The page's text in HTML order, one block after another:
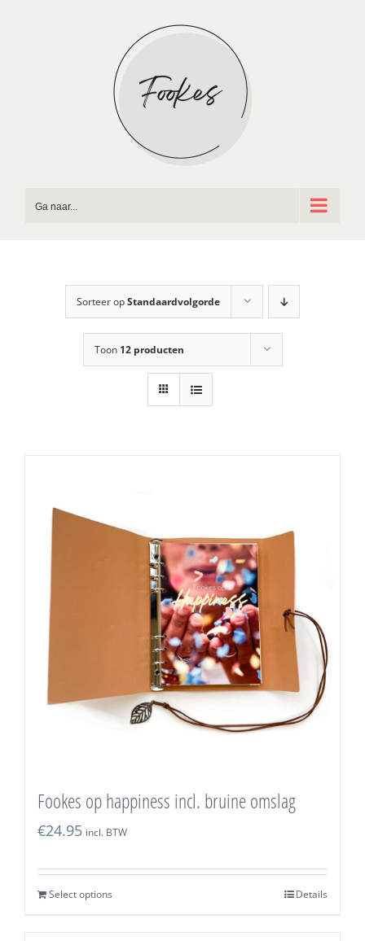
Ga naar...
Sorteer opStandaardvolgorde
Toon 12 producten
Fookes op happiness incl. bruine omslag
€24.95 incl. BTW
Select options Details